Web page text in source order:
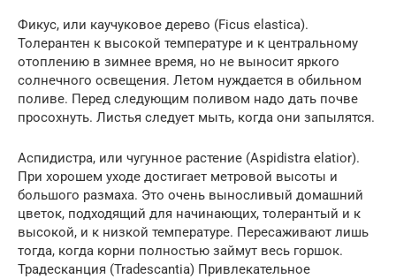
Фикус, или каучуковое дерево (Ficus elastica).
Толерантен к высокой температуре и к центральному
отоплению в зимнее время, но не выносит яркого
солнечного освещения. Летом нуждается в обильном
поливе. Перед следующим поливом надо дать почве
просохнуть. Листья следует мыть, когда они запылятся.
Аспидистра, или чугунное растение (Aspidistra elatior).
При хорошем уходе достигает метровой высоты и
большого размаха. Это очень выносливый домашний
цветок, подходящий для начинающих, толерантый и к
высокой, и к низкой температуре. Пересаживают лишь
тогда, когда корни полностью займут весь горшок.
Традесканция (Tradescantia) Привлекательное